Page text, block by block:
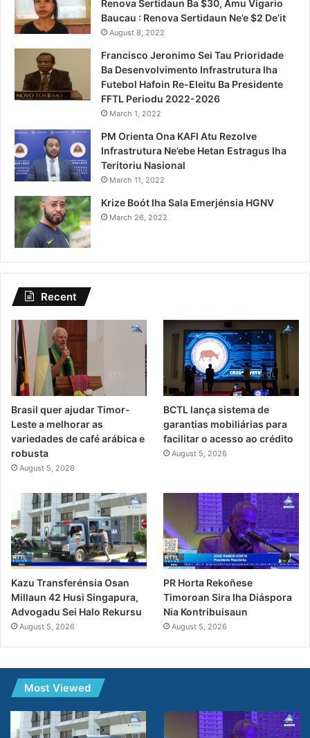
Renova Sertidaun Ba $30, Amu Vigario
Baucau : Renova Sertidaun Ne’e $2 De’it
August 8, 2022
Francisco Jeronimo Sei Tau Prioridade
Ba Desenvolvimento Infrastrutura Iha
Futebol Hafoin Re-Eleitu Ba Presidente
FFTL Periodu 2022-2026
March 1, 2022
PM Orienta Ona KAFI Atu Rezolve
Infrastrutura Ne’ebe Hetan Estragus Iha
Teritoriu Nasional
March 11, 2022
Krize Boót Iha Sala Emerjénsia HGNV
March 26, 2022
Recent
Brasil quer ajudar Timor-
Leste a melhorar as
variedades de café arábica e
robusta
August 5, 2026
BCTL lança sistema de
garantias mobiliárias para
facilitar o acesso ao crédito
August 5, 2026
Kazu Transferénsia Osan
Millaun 42 Husi Singapura,
Advogadu Sei Halo Rekursu
August 5, 2026
PR Horta Rekoñese
Timoroan Sira Iha Diáspora
Nia Kontribuisaun
August 5, 2026
Most Viewed